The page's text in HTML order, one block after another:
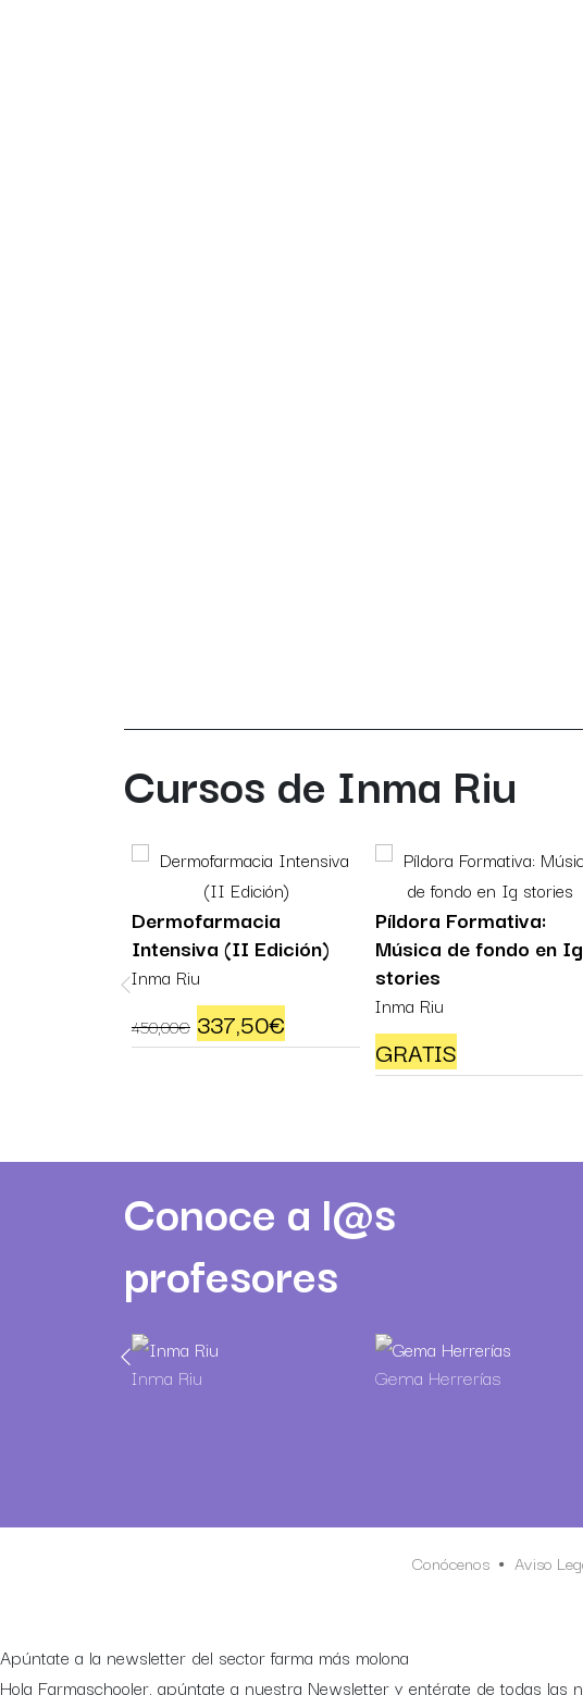
Cursos de Inma Riu
Dermofarmacia
Intensiva (II Edición)
Inma Riu
450,00€ El precio original era: 450,00€.
337,50€ El precio actual es: 337,50€.
Píldora Formativa:
Música de fondo en Ig
stories
Inma Riu
GRATIS
Conoce a l@s
profesores
Inma Riu Gema Herrerías
Conócenos Aviso
Apúntate a la newsletter del sector farma más molona
Hola Farmaschooler, apúntate a nuestra Newsletter y entérate de todas